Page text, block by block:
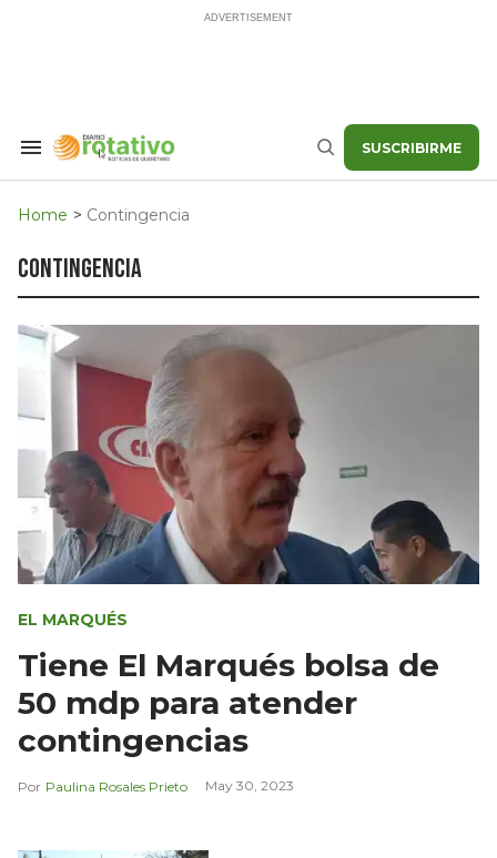
Search
Navigation
Buscar SUSCRIBIRME
Home > Contingencia
contingencia
EL MARQUÉS
Tiene El Marqués bolsa de
50 mdp para atender
contingencias
Paulina Rosales Prieto May 30, 2023